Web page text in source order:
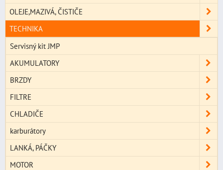
OLEJE,MAZIVÁ, ČISTIČE
TECHNIKA
Servisný kit JMP
AKUMULATORY
BRZDY
FILTRE
CHLADIČE
karburátory
LANKÁ, PÁČKY
MOTOR